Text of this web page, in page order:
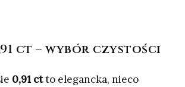
ct – wybór czystości
0,91 ctto elegancka, nieco